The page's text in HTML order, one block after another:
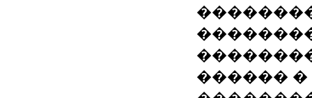
��������,
������